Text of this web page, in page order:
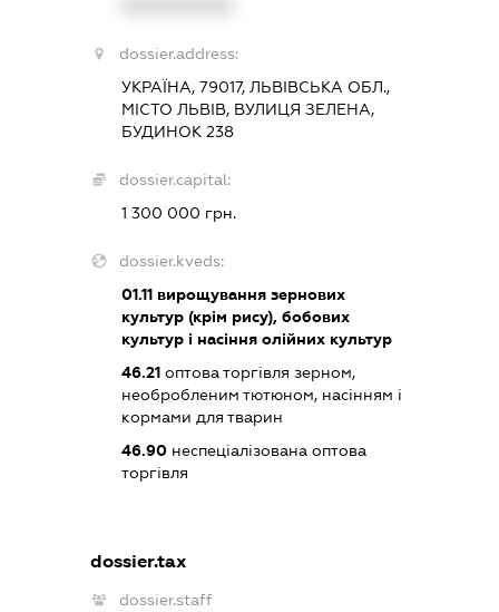
dossier.address:
УКРАЇНА, 79017, ЛЬВІВСЬКА ОБЛ.,
МІСТО ЛЬВІВ, ВУЛИЦЯ ЗЕЛЕНА,
БУДИНОК 238
dossier.capital:
1 300 000 грн.
dossier.kveds:
01.11вирощування зернових
культур (крім рису), бобових
культур і насіння олійних культур
46.21оптова торгівля зерном,
необробленим тютюном, насінням і
кормами для тварин
46.90неспеціалізована оптова
торгівля
dossier.tax
dossier.staff